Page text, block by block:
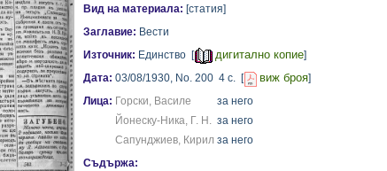
Вид на материала: [статия]
Заглавие: Вести
Източник: Единство [ дигитално копие]
Дата: 03/08/1930, No. 200 4 с. [ виж броя]
Лица: Горски, Василе
за него
Йонеску-Ника, Г. Н. за него
Сапунджиев, Кирил за него
Съдържа: